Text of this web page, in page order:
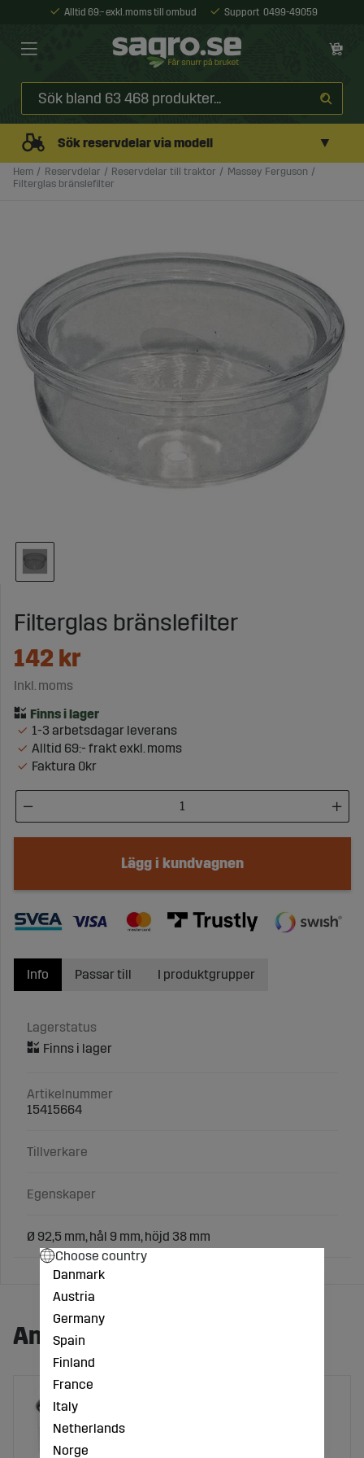
Alltid 69:- exkl. moms till ombud Support 0499-49059
Sök reservdelar via modell ▼
Hem Reservdelar Reservdelar till traktor
Massey Ferguson
Filterglas bränslefilter
Filterglas bränslefilter
142 kr
Inkl. moms
1-3 arbetsdagar leverans
Alltid 69:- frakt exkl. moms
Faktura 0kr
Lägg i kundvagnen
Info
Lagerstatus
Artikelnummer
15415664
Tillverkare
Egenskaper
Ø 92,5 mm, hål 9 mm, höjd 38 mm
Passar till I produktgrupper
Andra köpte även:
Choose country
Danmark
Austria
Germany
Spain
Finland
France
Italy
Netherlands
Norge